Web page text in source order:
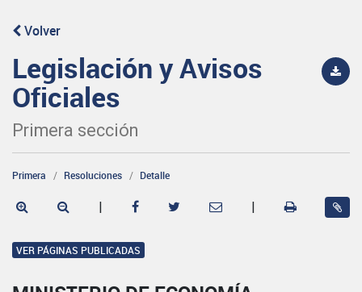
Volver
Legislación y Avisos
Oficiales
Primera sección
Primera Resoluciones Detalle
| |
VER PÁGINAS PUBLICADAS